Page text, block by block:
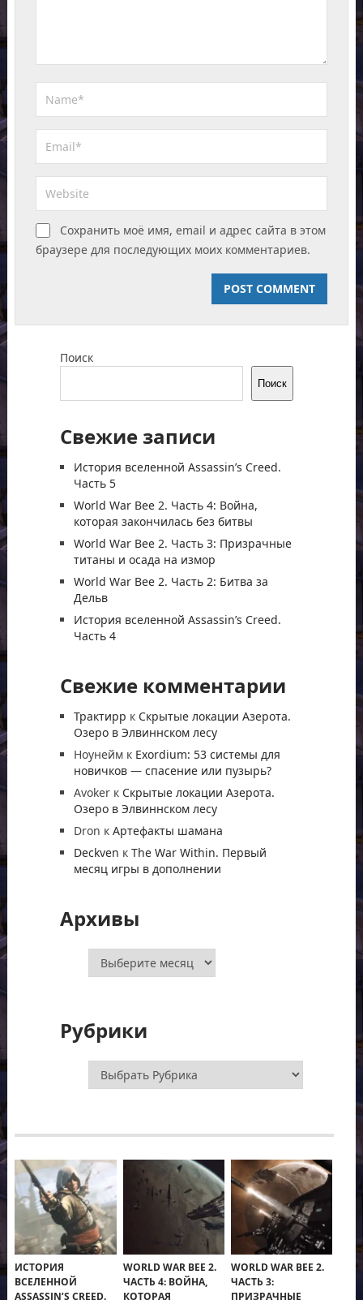
Сохранить моё имя, email и адрес сайта в этом
браузере для последующих моих комментариев.
Поиск
Поиск
Свежие записи
История вселенной Assassin’s Creed.
Часть 5
World War Bee 2. Часть 4: Война,
которая закончилась без битвы
World War Bee 2. Часть 3: Призрачные
титаны и осада на измор
World War Bee 2. Часть 2: Битва за
Дельв
История вселенной Assassin’s Creed.
Часть 4
Свежие комментарии
Трактирр к Скрытые локации Азерота.
Озеро в Элвиннском лесу
Ноунеймк Exordium: 53 системы для
новичков — спасение или пузырь?
Avokerк Скрытые локации Азерота.
Озеро в Элвиннском лесу
Dron к Артефакты шамана
Deckven к The War Within. Первый
месяц игры в дополнении
Архивы
Архивы
Рубрики
Рубрики
ИСТОРИЯ
ВСЕЛЕННОЙ
ASSASSIN’S CREED.
WORLD WAR BEE 2.
ЧАСТЬ 4: ВОЙНА,
КОТОРАЯ
WORLD WAR BEE 2.
ЧАСТЬ 3:
ПРИЗРАЧНЫЕ